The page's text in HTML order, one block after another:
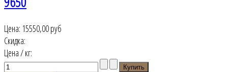
Цена: 15550,00 руб
Скидка:
Цена / кг: